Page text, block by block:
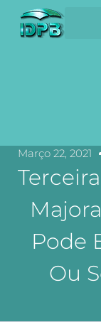
Março 22, 2021
Pode
Ou